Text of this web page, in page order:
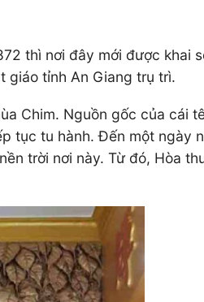
thì nơi đây mới được
giáo tỉnh An Giang trụ trì.
Chim. Nguồn gốc của cái
tục tu hành. Đến một
trời nơi này. Từ đó, Hòa